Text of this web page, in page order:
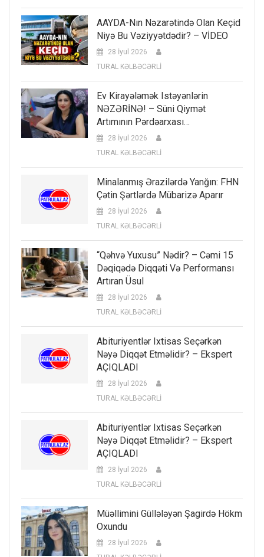
AAYDA-Nın Nəzarətində Olan Keçid
Niyə Bu Vəziyyətdədir? – VİDEO
28 İyul 2026
TURAL KƏLBƏCƏRLİ
Ev Kirayələmək Istəyənlərin
NƏZƏRİNƏ! – Süni Qiymət
Artımının Pərdəarxası…
28 İyul 2026
TURAL KƏLBƏCƏRLİ
Minalanmış Ərazilərdə Yanğın: FHN
Çətin Şərtlərdə Mübarizə Aparır
28 İyul 2026
TURAL KƏLBƏCƏRLİ
“Qəhvə Yuxusu” Nədir? – Cəmi 15
Dəqiqədə Diqqəti Və Performansı
Artıran Üsul
28 İyul 2026
TURAL KƏLBƏCƏRLİ
Abituriyentlər Ixtisas Seçərkən
Nəyə Diqqət Etməlidir? – Ekspert
AÇIQLADI
28 İyul 2026
TURAL KƏLBƏCƏRLİ
Abituriyentlər Ixtisas Seçərkən
Nəyə Diqqət Etməlidir? – Ekspert
AÇIQLADI
28 İyul 2026
TURAL KƏLBƏCƏRLİ
Müəllimini Güllələyən Şagirdə Hökm
Oxundu
28 İyul 2026